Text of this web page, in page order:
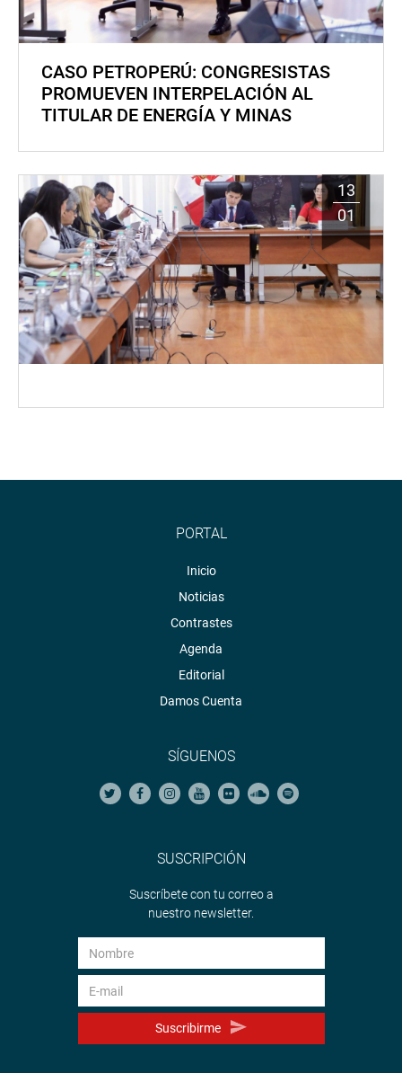
CASO PETROPERÚ: CONGRESISTAS
PROMUEVEN INTERPELACIÓN AL
TITULAR DE ENERGÍA Y MINAS
13
01
PORTAL
Inicio
Noticias
Contrastes
Agenda
Editorial
Damos Cuenta
SÍGUENOS
SUSCRIPCIÓN
Suscríbete con tu correo a
nuestro newsletter.
Suscribirme